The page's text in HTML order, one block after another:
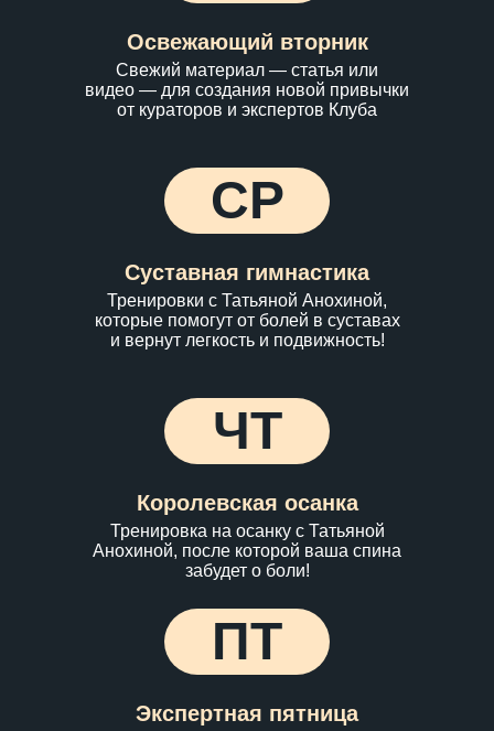
Освежающий вторник
Свежий материал — статья или
видео — для создания новой привычки
от кураторов и экспертов Клуба
ЧТ
Королевская осанка
Тренировка на осанку с Татьяной
Анохиной, после которой ваша спина
забудет о боли!
Тренировки с Татьяной Анохиной,
которые помогут от болей в суставах
и вернут легкость и подвижность!
Суставная гимнастика
СР
ПТ
Экспертная пятница